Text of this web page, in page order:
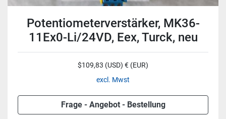
Potentiometerverstärker, MK36-
11Ex0-Li/24VD, Eex, Turck, neu
$109,83 (USD) € (EUR)
excl. Mwst
Frage - Angebot - Bestellung